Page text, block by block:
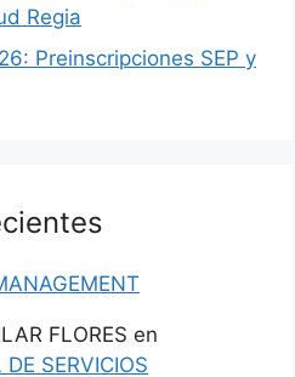
Regia
Preinscripciones SEP y
FLORES en
SERVICIOS